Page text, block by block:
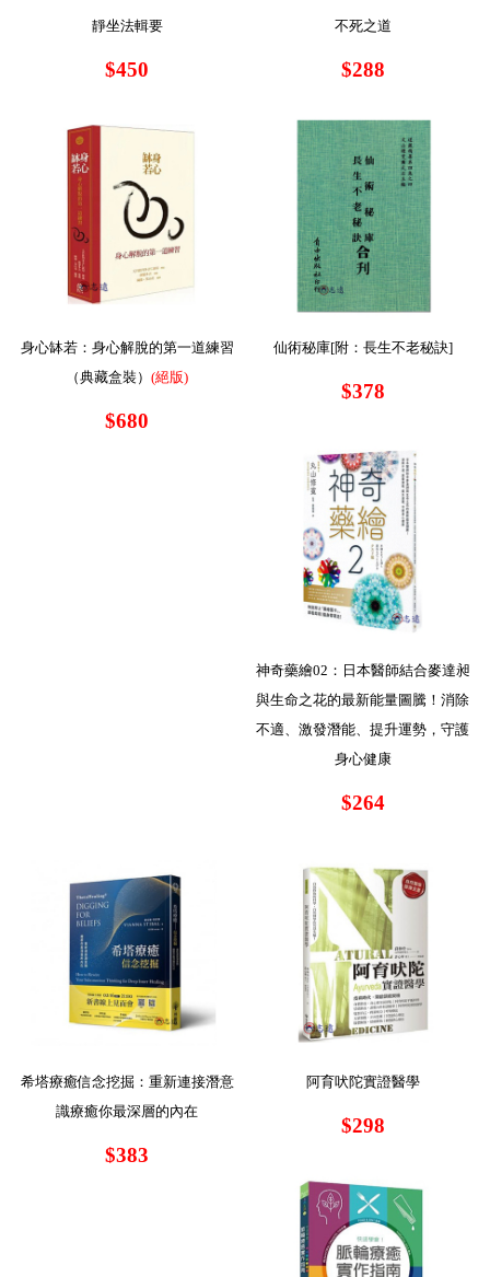
靜坐法輯要
$450
不死之道
$288
身心缽若：身心解脫的第一道練習
（典藏盒裝）(絕版)
$680
仙術秘庫[附：長生不老秘訣]
$378
神奇藥繪02：日本醫師結合麥達昶
與生命之花的最新能量圖騰！消除
不適、激發潛能、提升運勢，守護
身心健康
$264
希塔療癒信念挖掘：重新連接潛意
識療癒你最深層的內在
$383
阿育吠陀實證醫學
$298